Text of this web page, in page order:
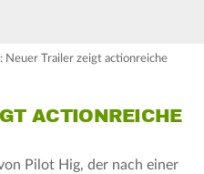
Neuer Trailer zeigt actionreiche
ACTIONREICHE
Pilot Hig, der nach einer